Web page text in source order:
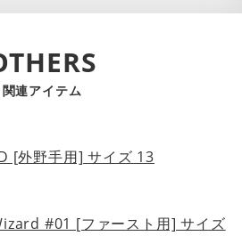
関連アイテム
[外野手用] サイズ 13
#01 [ファースト用] サイズ